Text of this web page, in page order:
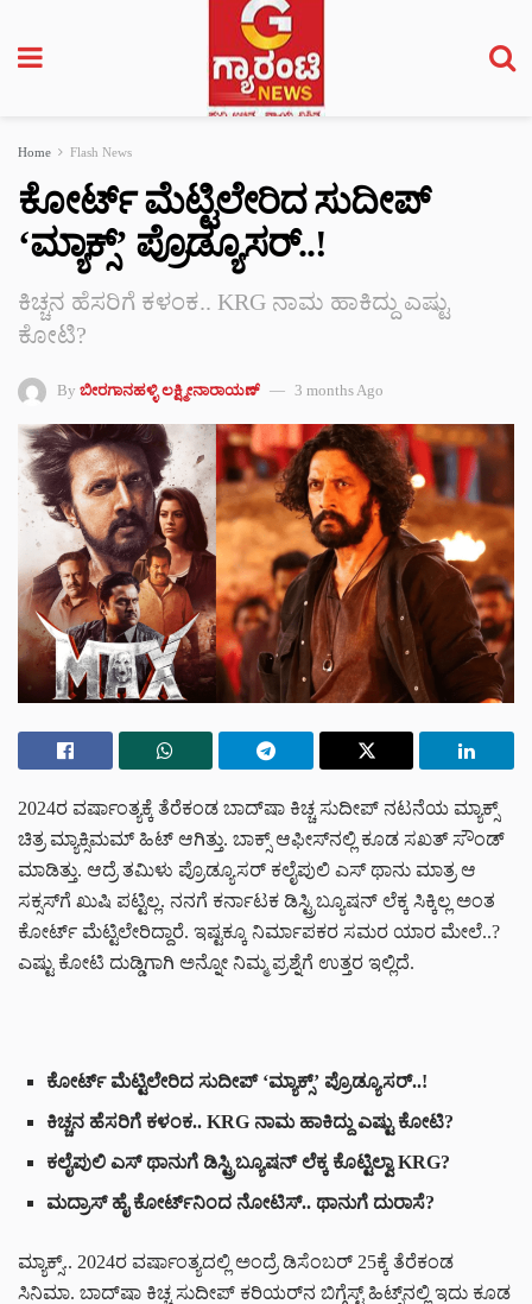
Home Flash News
ಕೋರ್ಟ್ ಮೆಟ್ಟಿಲೇರಿದ ಸುದೀಪ್
‘ಮ್ಯಾಕ್ಸ್’ ಪ್ರೊಡ್ಯೂಸರ್..!
ಕಿಚ್ಚನ ಹೆಸರಿಗೆ ಕಳಂಕ.. KRG ನಾಮ ಹಾಕಿದ್ದು ಎಷ್ಟು
ಕೋಟಿ?
By ಬೀರಗಾನಹಳ್ಳಿ ಲಕ್ಷ್ಮೀನಾರಾಯಣ್ 3 months Ago
2024ರ ವರ್ಷಾಂತ್ಯಕ್ಕೆ ತೆರೆಕಂಡ ಬಾದ್‌ಷಾ ಕಿಚ್ಚ ಸುದೀಪ್‌ ನಟನೆಯ ಮ್ಯಾಕ್ಸ್
ಚಿತ್ರ ಮ್ಯಾಕ್ಸಿಮಮ್ ಹಿಟ್ ಆಗಿತ್ತು. ಬಾಕ್ಸ್ ಆಫೀಸ್‌‌‌ನಲ್ಲಿ ಕೂಡ ಸಖತ್ ಸೌಂಡ್
ಮಾಡಿತ್ತು. ಆದ್ರೆ ತಮಿಳು ಪ್ರೊಡ್ಯೂಸರ್ ಕಲೈಪುಲಿ ಎಸ್ ಥಾನು ಮಾತ್ರ ಆ
ಸಕ್ಸಸ್‌‌‌ಗೆ ಖುಷಿ ಪಟ್ಟಿಲ್ಲ. ನನಗೆ ಕರ್ನಾಟಕ ಡಿಸ್ಟ್ರಿಬ್ಯೂಷನ್ ಲೆಕ್ಕ ಸಿಕ್ಕಿಲ್ಲ ಅಂತ
ಕೋರ್ಟ್ ಮೆಟ್ಟಿಲೇರಿದ್ದಾರೆ. ಇಷ್ಟಕ್ಕೂ ನಿರ್ಮಾಪಕರ ಸಮರ ಯಾರ ಮೇಲೆ..?
ಎಷ್ಟು ಕೋಟಿ ದುಡ್ಡಿಗಾಗಿ ಅನ್ನೋ ನಿಮ್ಮ ಪ್ರಶ್ನೆಗೆ ಉತ್ತರ ಇಲ್ಲಿದೆ.
ಕೋರ್ಟ್ ಮೆಟ್ಟಿಲೇರಿದ ಸುದೀಪ್ ‘ಮ್ಯಾಕ್ಸ್’ ಪ್ರೊಡ್ಯೂಸರ್..!
ಕಿಚ್ಚನ ಹೆಸರಿಗೆ ಕಳಂಕ.. KRG ನಾಮ ಹಾಕಿದ್ದು ಎಷ್ಟು ಕೋಟಿ?
ಕಲೈಪುಲಿ ಎಸ್ ಥಾನುಗೆ ಡಿಸ್ಟ್ರಿಬ್ಯೂಷನ್ ಲೆಕ್ಕ ಕೊಟ್ಟಿಲ್ವಾ KRG?
ಮದ್ರಾಸ್ ಹೈ ಕೋರ್ಟ್‌‌ನಿಂದ ನೋಟಿಸ್.. ಥಾನುಗೆ ದುರಾಸೆ?
ಮ್ಯಾಕ್ಸ್.. 2024ರ ವರ್ಷಾಂತ್ಯದಲ್ಲಿ ಅಂದ್ರೆ ಡಿಸೆಂಬರ್ 25ಕ್ಕೆ ತೆರೆಕಂಡ
ಸಿನಿಮಾ. ಬಾದ್‌ಷಾ ಕಿಚ್ಚ ಸುದೀಪ್ ಕರಿಯರ್‌‌ನ ಬಿಗ್ಗೆಸ್ಟ್ ಹಿಟ್ಸ್‌‌ನಲ್ಲಿ ಇದು ಕೂಡ